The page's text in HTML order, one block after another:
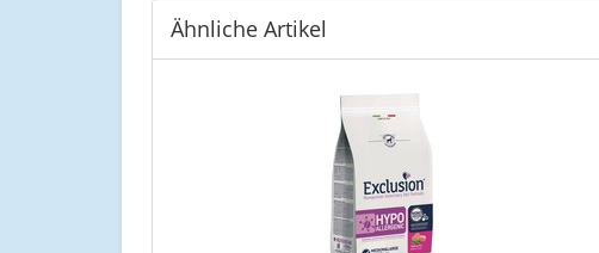
Ähnliche Artikel